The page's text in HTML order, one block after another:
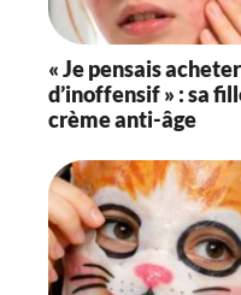
« Je pensais
d’inoffensif » : sa
crème anti-âge